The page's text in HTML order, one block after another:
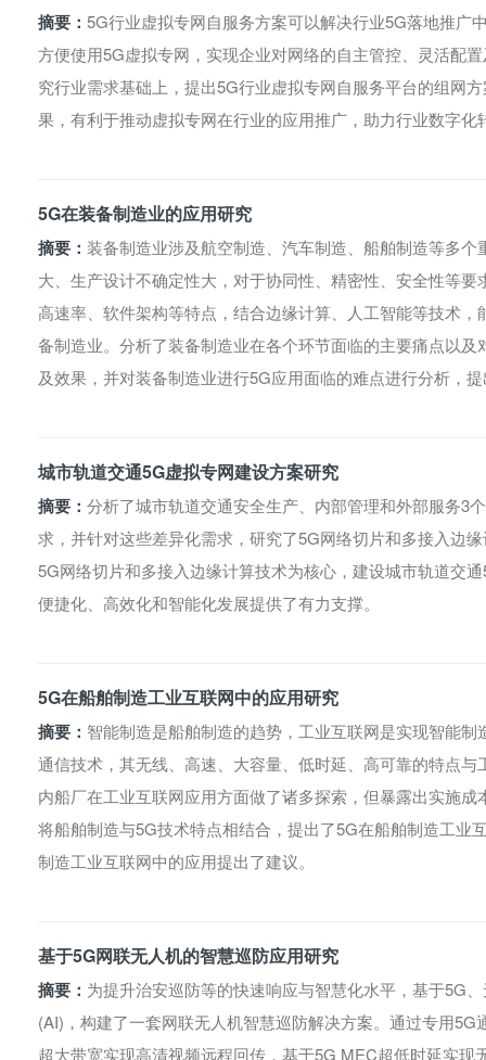
摘要： 5G行业虚拟专网自服务方案可以解决行业5G落地推广
方便使用5G虚拟专网，实现企业对网络的自主管控、灵活配
究行业需求基础上，提出5G行业虚拟专网自服务平台的组网
果，有利于推动虚拟专网在行业的应用推广，助力行业数字化
5G在装备制造业的应用研究
摘要： 装备制造业涉及航空制造、汽车制造、船舶制造等多
大、生产设计不确定性大，对于协同性、精密性、安全性等
高速率、软件架构等特点，结合边缘计算、人工智能等技术
备制造业。分析了装备制造业在各个环节面临的主要痛点以
及效果，并对装备制造业进行5G应用面临的难点进行分析，
城市轨道交通5G虚拟专网建设方案研究
摘要： 分析了城市轨道交通安全生产、内部管理和外部服务3
求，并针对这些差异化需求，研究了5G网络切片和多接入边
5G网络切片和多接入边缘计算技术为核心，建设城市轨道交
便捷化、高效化和智能化发展提供了有力支撑。
5G在船舶制造工业互联网中的应用研究
摘要： 智能制造是船舶制造的趋势，工业互联网是实现智能
通信技术，其无线、高速、大容量、低时延、高可靠的特点
内船厂在工业互联网应用方面做了诸多探索，但暴露出实施
将船舶制造与5G技术特点相结合，提出了5G在船舶制造工业
制造工业互联网中的应用提出了建议。
基于5G网联无人机的智慧巡防应用研究
摘要： 为提升治安巡防等的快速响应与智慧化水平，基于5G
(AI)，构建了一套网联无人机智慧巡防解决方案。通过专用
超大带宽实现高清视频远程回传，基于5G MEC超低时延实